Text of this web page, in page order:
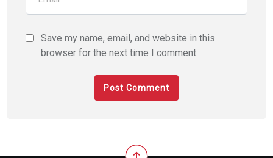
Save my name, email, and website in this
browser for the next time I comment.